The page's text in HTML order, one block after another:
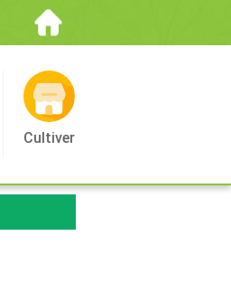
Cultiver